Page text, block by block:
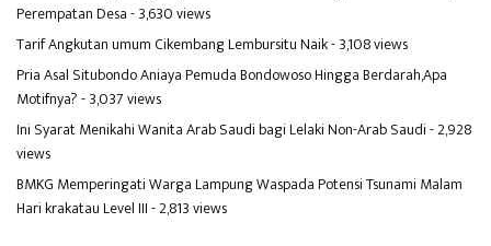
Perempatan Desa- 3,630 views
Tarif Angkutan umum Cikembang Lembursitu Naik- 3,108 views
Pria Asal Situbondo Aniaya Pemuda Bondowoso Hingga Berdarah,Apa
Motifnya?- 3,037 views
Ini Syarat Menikahi Wanita Arab Saudi bagi Lelaki Non-Arab Saudi- 2,928
views
BMKG Memperingati Warga Lampung Waspada Potensi Tsunami Malam
Hari krakatau Level III- 2,813 views